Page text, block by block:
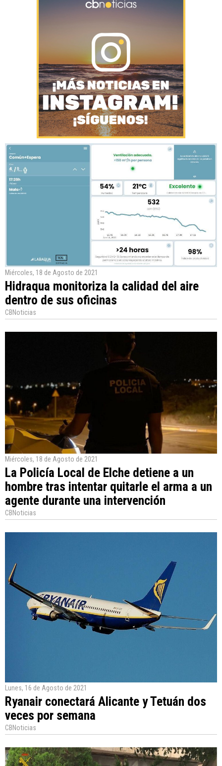
Miércoles, 18 de Agosto de 2021
Hidraqua monitoriza la calidad del aire
dentro de sus oficinas
CBNoticias
Miércoles, 18 de Agosto de 2021
La Policía Local de Elche detiene a un
hombre tras intentar quitarle el arma a un
agente durante una intervención
CBNoticias
Lunes, 16 de Agosto de 2021
Ryanair conectará Alicante y Tetuán dos
veces por semana
CBNoticias